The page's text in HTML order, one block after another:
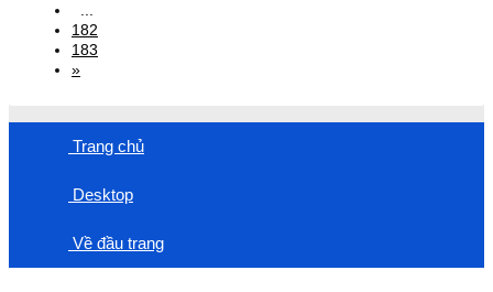
182
183
»
Trang chủ
Desktop
Về đầu trang